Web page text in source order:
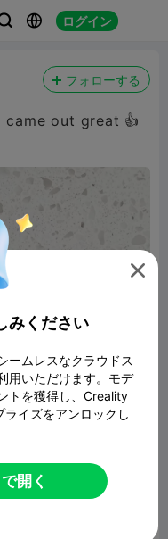
 ログイン
フォローする
out great 👍

みください
ームレスなクラウドス
用いただけます。モデ
トを獲得し、Creality
イズをアンロックし
開く